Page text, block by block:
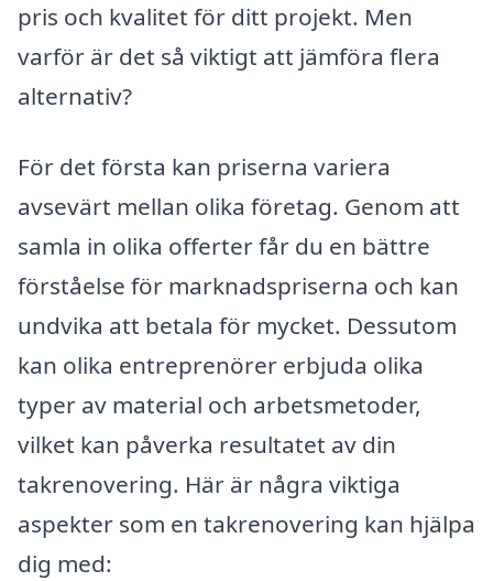
pris och kvalitet för ditt projekt. Men
varför är det så viktigt att jämföra flera
alternativ?
För det första kan priserna variera
avsevärt mellan olika företag. Genom att
samla in olika offerter får du en bättre
förståelse för marknadspriserna och kan
undvika att betala för mycket. Dessutom
kan olika entreprenörer erbjuda olika
typer av material och arbetsmetoder,
vilket kan påverka resultatet av din
takrenovering. Här är några viktiga
aspekter som en takrenovering kan hjälpa
dig med: